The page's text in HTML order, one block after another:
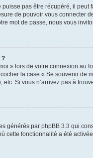
pas être récupéré, il
de pouvoir vous connecter
mot de passe, nous vous
?
» lors de votre connexion au
la case « Se souvenir
Si vous n’arrivez pas à
générés par phpBB 3.3 qui
cette fonctionnalité a été